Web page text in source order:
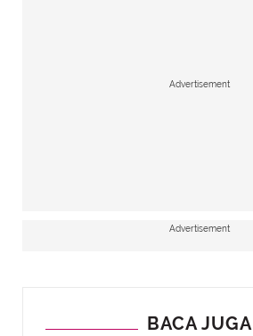
Advertisement
Advertisement
BACA JUGA